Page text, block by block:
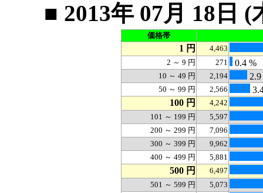
■ 2013年 07月 18日
価格帯
1 円
4,463
2 ～ 9 円
271 0.4 %
10 ～ 49 円 2,194
50 ～ 99 円 2,566
100 円
4,242
101 ～ 199 円
5,597
200 ～ 299 円
7,096
300 ～ 399 円
9,962
400 ～ 499 円
5,881
500 円
6,497
501 ～ 599 円
5,073